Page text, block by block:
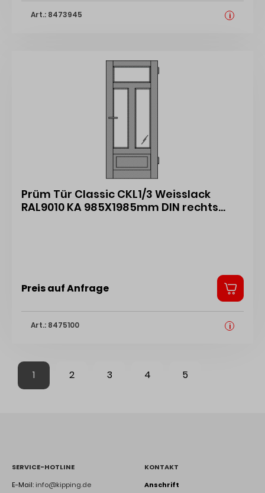
Art.: 8473945 i
Prüm Tür Classic CKL1/3 Weisslack
RAL9010 KA 985X1985mm DIN rechts
Preis auf Anfrage
Art.: 8475100 i
1 2 3 4 5
SERVICE-HOTLINE
E-Mail:info@kipping.de
KONTAKT
Anschrift